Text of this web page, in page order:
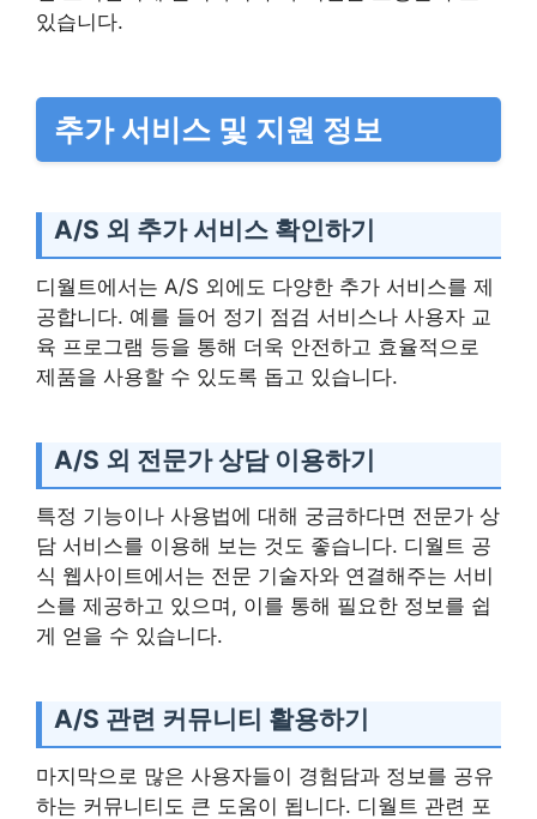
있습니다.
추가 서비스 및 지원 정보
A/S 외 추가 서비스 확인하기
디월트에서는 A/S 외에도 다양한 추가 서비스를 제
공합니다. 예를 들어 정기 점검 서비스나 사용자 교
육 프로그램 등을 통해 더욱 안전하고 효율적으로
제품을 사용할 수 있도록 돕고 있습니다.
A/S 외 전문가 상담 이용하기
특정 기능이나 사용법에 대해 궁금하다면 전문가 상
담 서비스를 이용해 보는 것도 좋습니다. 디월트 공
식 웹사이트에서는 전문 기술자와 연결해주는 서비
스를 제공하고 있으며, 이를 통해 필요한 정보를 쉽
게 얻을 수 있습니다.
A/S 관련 커뮤니티 활용하기
마지막으로 많은 사용자들이 경험담과 정보를 공유
하는 커뮤니티도 큰 도움이 됩니다. 디월트 관련 포